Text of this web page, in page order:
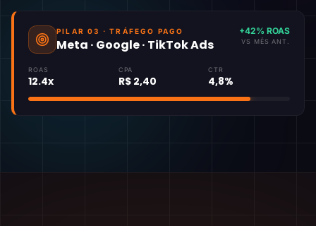
PILAR 03 · TRÁFEGO PAGO
Meta · Google · TikTok Ads
+42% ROAS
VS MÊS ANT.
ROAS
12.4x
CPA
R$ 2,40
CTR
4,8%